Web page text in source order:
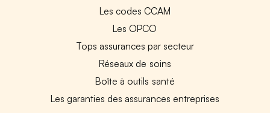
Les codes CCAM
Les OPCO
Tops assurances par secteur
Réseaux de soins
Boîte à outils santé
Les garanties des assurances entreprises